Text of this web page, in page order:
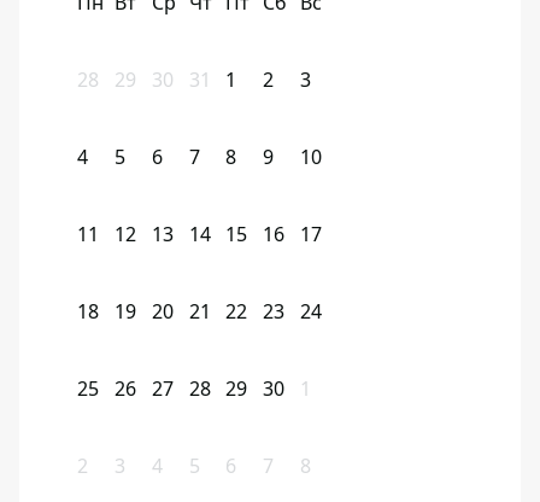
28 29 30 31 1 2 3
4 5 6 7 8 9 10
11 12 13 14 15 16 17
18 19 20 21 22 23 24
25 26 27 28 29 30 1
2 3 4 5 6 7 8